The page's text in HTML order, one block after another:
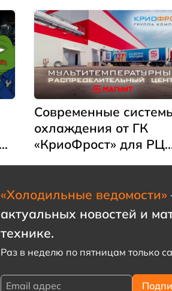
опосредованной
энергии…
Современные
охлаждения от ГК
«КриоФрост» для РЦ
«Холодильные ведомости»
актуальных новостей и
технике.
Раз в неделю по пятницам только